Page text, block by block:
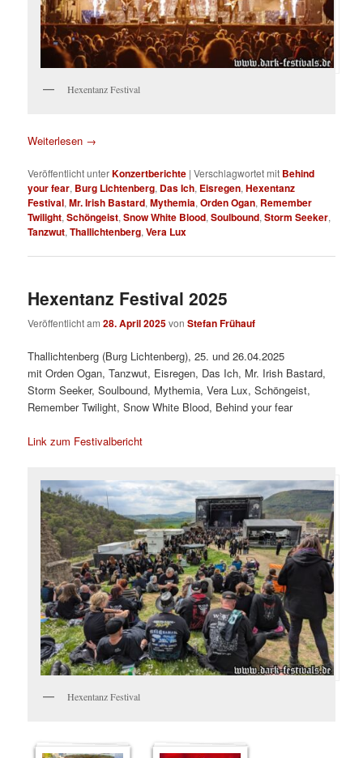
Hexentanz Festival
Weiterlesen →
Veröffentlicht unterKonzertberichte |Verschlagwortet mit Behind
your fear, Burg Lichtenberg, Das Ich, Eisregen,Hexentanz
Festival,Mr. Irish Bastard,Mythemia,Orden Ogan, Remember
Twilight,Schöngeist,Snow White Blood,Soulbound,Storm Seeker,
Tanzwut,Thallichtenberg,Vera Lux
Hexentanz Festival 2025
Veröffentlicht am28. April 2025vonStefan Frühauf
Thallichtenberg (Burg Lichtenberg), 25. und 26.04.2025
mit Orden Ogan, Tanzwut, Eisregen, Das Ich, Mr. Irish Bastard,
Storm Seeker, Soulbound, Mythemia, Vera Lux, Schöngeist,
Remember Twilight, Snow White Blood, Behind your fear
Link zum Festivalbericht
Hexentanz Festival